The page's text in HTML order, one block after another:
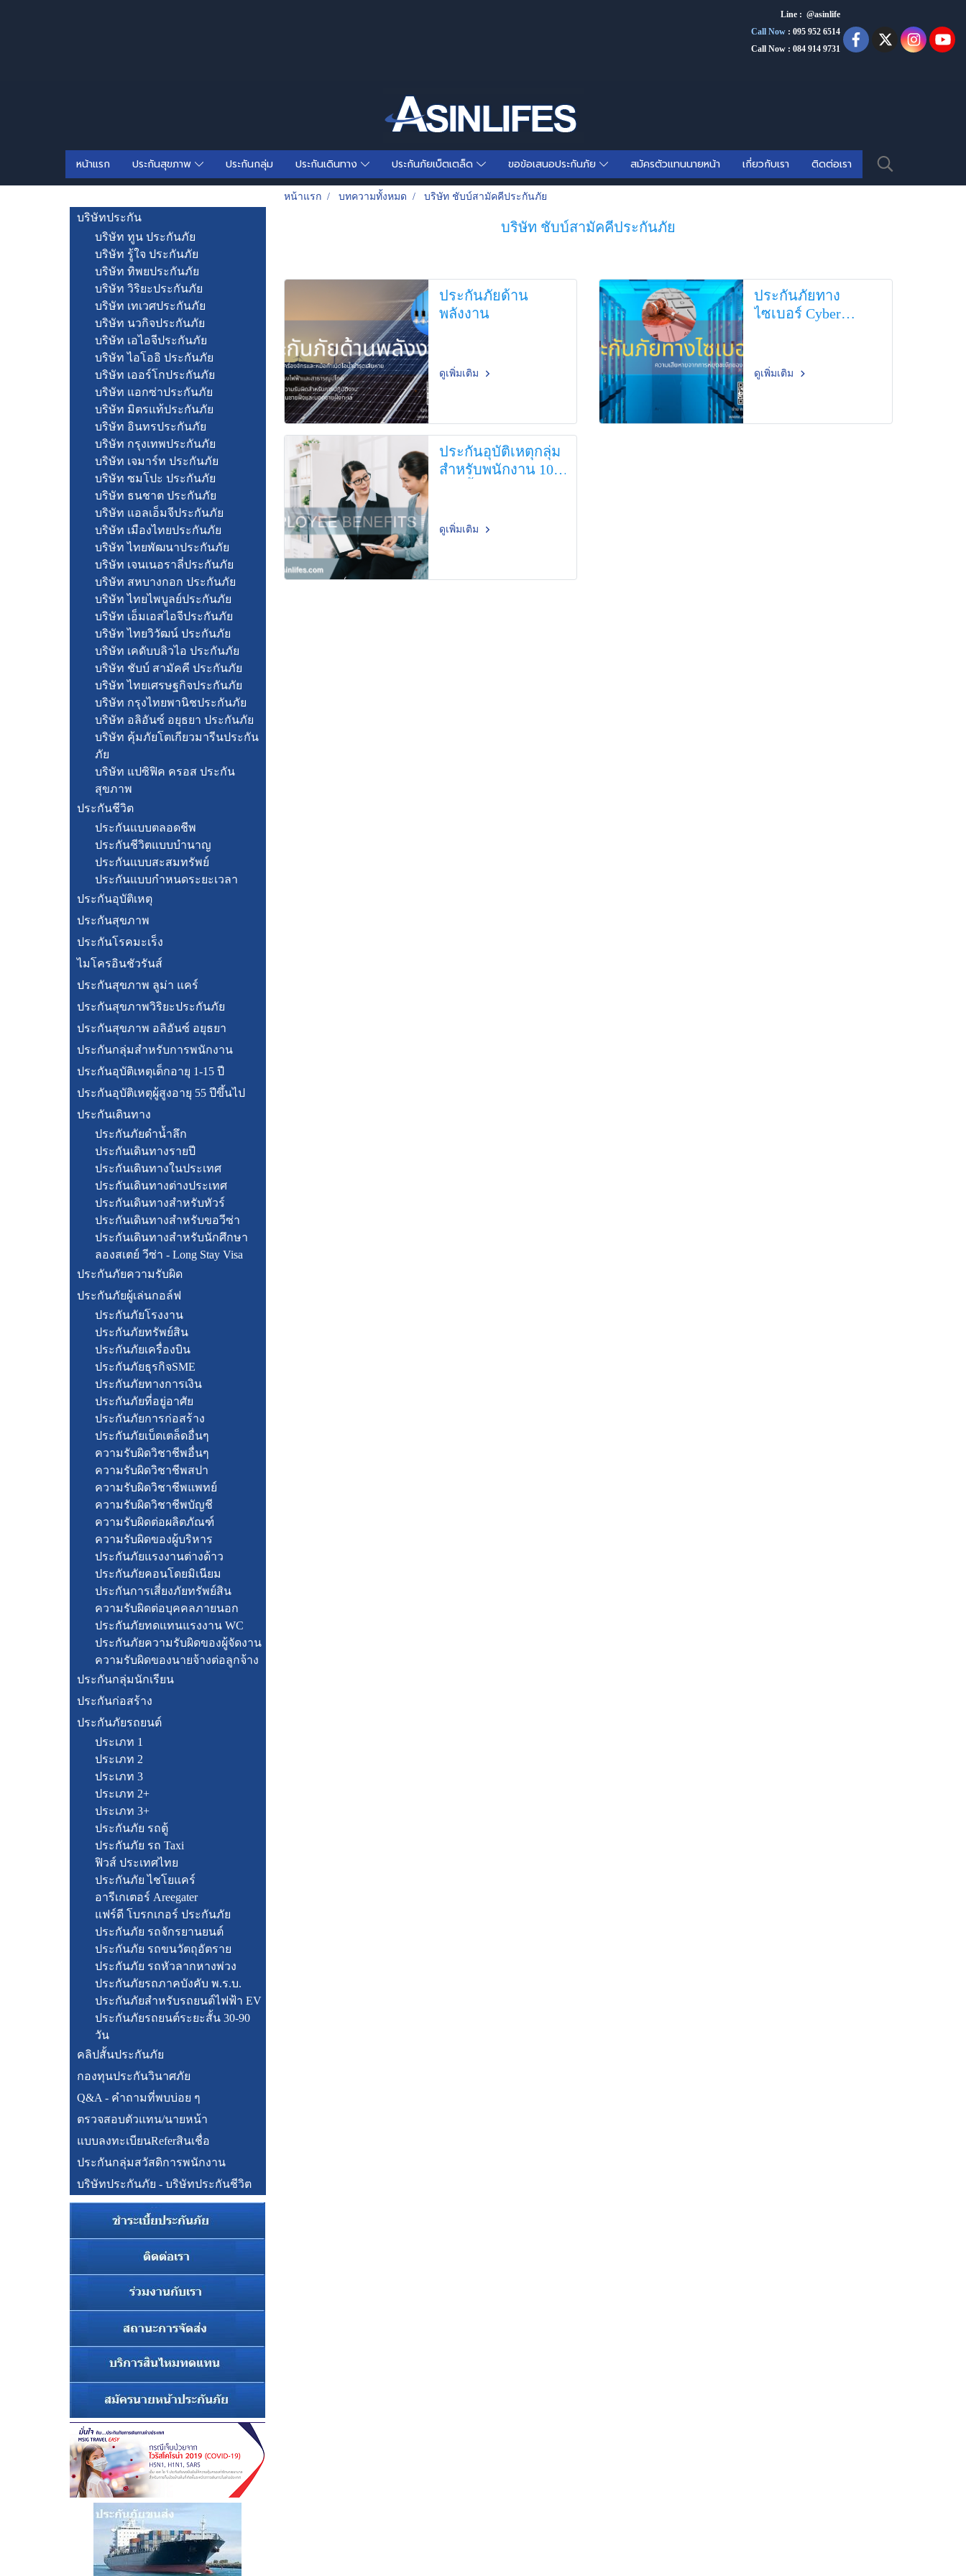
Line : @asinlife
Call Now : 095 952 6514
Call Now : 084 914 9731
หน้าแรก ประกันสุขภาพ ประกันกลุ่ม ประกันเดินทาง ประกันภัยเบ็ตเตล็ด ขอข้อเสนอประกันภัย สมัครตัวแทนนายหน้า เกี่ยวกับเรา ติดต่อเรา
หน้าแรก บทความทั้งหมด บริษัท ชับบ์สามัคคีประกันภัย
บริษัท ชับบ์สามัคคีประกันภัย
ประกันภัยด้าน
พลังงาน
ดูเพิ่มเติม
ประกันภัยทาง
ไซเบอร์ Cyber
ดูเพิ่มเติม
ประกันอุบัติเหตุกลุ่ม
สำหรับพนักงาน 10
ดูเพิ่มเติม
บริษัทประกัน
บริษัท ทูน ประกันภัย
บริษัท รู้ใจ ประกันภัย
บริษัท ทิพยประกันภัย
บริษัท วิริยะประกันภัย
บริษัท เทเวศประกันภัย
บริษัท นวกิจประกันภัย
บริษัท เอไอจีประกันภัย
บริษัท ไอโออิ ประกันภัย
บริษัท เออร์โกประกันภัย
บริษัท แอกซ่าประกันภัย
บริษัท มิตรแท้ประกันภัย
บริษัท อินทรประกันภัย
บริษัท กรุงเทพประกันภัย
บริษัท เจมาร์ท ประกันภัย
บริษัท ซมโปะ ประกันภัย
บริษัท ธนชาต ประกันภัย
บริษัท แอลเอ็มจีประกันภัย
บริษัท เมืองไทยประกันภัย
บริษัท ไทยพัฒนาประกันภัย
บริษัท เจนเนอราลี่ประกันภัย
บริษัท สหบางกอก ประกันภัย
บริษัท ไทยไพบูลย์ประกันภัย
บริษัท เอ็มเอสไอจีประกันภัย
บริษัท ไทยวิวัฒน์ ประกันภัย
บริษัท เคดับบลิวไอ ประกันภัย
บริษัท ชับบ์ สามัคคี ประกันภัย
บริษัท ไทยเศรษฐกิจประกันภัย
บริษัท กรุงไทยพานิชประกันภัย
บริษัท อลิอันซ์ อยุธยา ประกันภัย
บริษัท คุ้มภัยโตเกียวมารีนประกัน
ภัย
บริษัท แปซิฟิค ครอส ประกัน
สุขภาพ
ประกันชีวิต
ประกันแบบตลอดชีพ
ประกันชีวิตแบบบำนาญ
ประกันแบบสะสมทรัพย์
ประกันแบบกำหนดระยะเวลา
ประกันอุบัติเหตุ
ประกันสุขภาพ
ประกันโรคมะเร็ง
ไมโครอินชัวรันส์
ประกันสุขภาพ ลูม่า แคร์
ประกันสุขภาพวิริยะประกันภัย
ประกันสุขภาพ อลิอันซ์ อยุธยา
ประกันกลุ่มสำหรับการพนักงาน
ประกันอุบัติเหตุเด็กอายุ 1-15 ปี
ประกันอุบัติเหตุผู้สูงอายุ 55 ปีขึ้นไป
ประกันเดินทาง
ประกันภัยดำน้ำลึก
ประกันเดินทางรายปี
ประกันเดินทางในประเทศ
ประกันเดินทางต่างประเทศ
ประกันเดินทางสำหรับทัวร์
ประกันเดินทางสำหรับขอวีซ่า
ประกันเดินทางสำหรับนักศึกษา
ลองสเตย์ วีซ่า - Long Stay Visa
ประกันภัยความรับผิด
ประกันภัยผู้เล่นกอล์ฟ
ประกันภัยโรงงาน
ประกันภัยทรัพย์สิน
ประกันภัยเครื่องบิน
ประกันภัยธุรกิจSME
ประกันภัยทางการเงิน
ประกันภัยที่อยู่อาศัย
ประกันภัยการก่อสร้าง
ประกันภัยเบ็ดเตล็ดอื่นๆ
ความรับผิดวิชาชีพอื่นๆ
ความรับผิดวิชาชีพสปา
ความรับผิดวิชาชีพแพทย์
ความรับผิดวิชาชีพบัญชี
ความรับผิดต่อผลิตภัณฑ์
ความรับผิดของผู้บริหาร
ประกันภัยแรงงานต่างด้าว
ประกันภัยคอนโดยมิเนียม
ประกันการเสี่ยงภัยทรัพย์สิน
ความรับผิดต่อบุคคลภายนอก
ประกันภัยทดแทนแรงงาน WC
ประกันภัยความรับผิดของผู้จัดงาน
ความรับผิดของนายจ้างต่อลูกจ้าง
ประกันกลุ่มนักเรียน
ประกันก่อสร้าง
ประกันภัยรถยนต์
ประเภท 1
ประเภท 2
ประเภท 3
ประเภท 2+
ประเภท 3+
ประกันภัย รถตู้
ประกันภัย รถ Taxi
ฟิวส์ ประเทศไทย
ประกันภัย ไชโยแคร์
อารีเกเตอร์ Areegater
แฟร์ดี โบรกเกอร์ ประกันภัย
ประกันภัย รถจักรยานยนต์
ประกันภัย รถขนวัตถุอัตราย
ประกันภัย รถหัวลากหางพ่วง
ประกันภัยรถภาคบังคับ พ.ร.บ.
ประกันภัยสำหรับรถยนต์ไฟฟ้า EV
ประกันภัยรถยนต์ระยะสั้น 30-90
วัน
คลิปสั้นประกันภัย
กองทุนประกันวินาศภัย
Q&A - คำถามที่พบบ่อย ๆ
ตรวจสอบตัวแทน/นายหน้า
แบบลงทะเบียนReferสินเชื่อ
ประกันกลุ่มสวัสดิการพนักงาน
บริษัทประกันภัย - บริษัทประกันชีวิต